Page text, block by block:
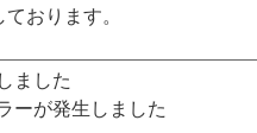
おります。
ました
ーが発生しました